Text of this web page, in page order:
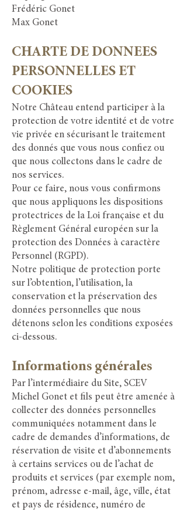
Frédéric Gonet
Max Gonet
CHARTE DE DONNEES
PERSONNELLES ET
COOKIES
Notre Château entend participer à la
protection de votre identité et de votre
vie privée en sécurisant le traitement
des donnés que vous nous confiez ou
que nous collectons dans le cadre de
nos services.
Pour ce faire, nous vous confirmons
que nous appliquons les dispositions
protectrices de la Loi française et du
Règlement Général européen sur la
protection des Données à caractère
Personnel (RGPD).
Notre politique de protection porte
sur l’obtention, l’utilisation, la
conservation et la préservation des
données personnelles que nous
détenons selon les conditions exposées
ci-dessous.
Informations générales
Par l’intermédiaire du Site, SCEV
Michel Gonet et fils peut être amenée à
collecter des données personnelles
communiquées notamment dans le
cadre de demandes d’informations, de
réservation de visite et d’abonnements
à certains services ou de l’achat de
produits et services (par exemple nom,
prénom, adresse e-mail, âge, ville, état
et pays de résidence, numéro de